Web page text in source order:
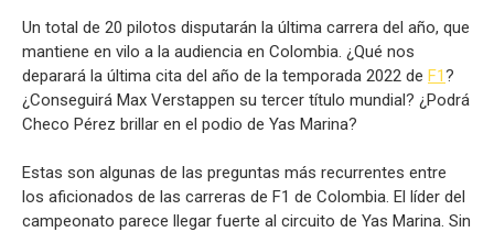
Un total de 20 pilotos disputarán la última carrera del año, que
mantiene en vilo a la audiencia en Colombia. ¿Qué nos
deparará la última cita del año de la temporada 2022 de F1?
¿Conseguirá Max Verstappen su tercer título mundial? ¿Podrá
Checo Pérez brillar en el podio de Yas Marina?
Estas son algunas de las preguntas más recurrentes entre
los aficionados de las carreras de F1 de Colombia. El líder del
campeonato parece llegar fuerte al circuito de Yas Marina. Sin